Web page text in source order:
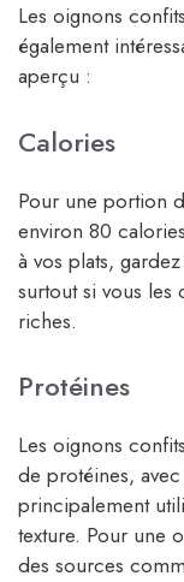
Les oignons
également
aperçu :
Calories
Pour une portion
environ 80
à vos plats,
surtout si vous les
riches.
Protéines
Les oignons
de protéines,
principalement
texture. Pour une
des sources